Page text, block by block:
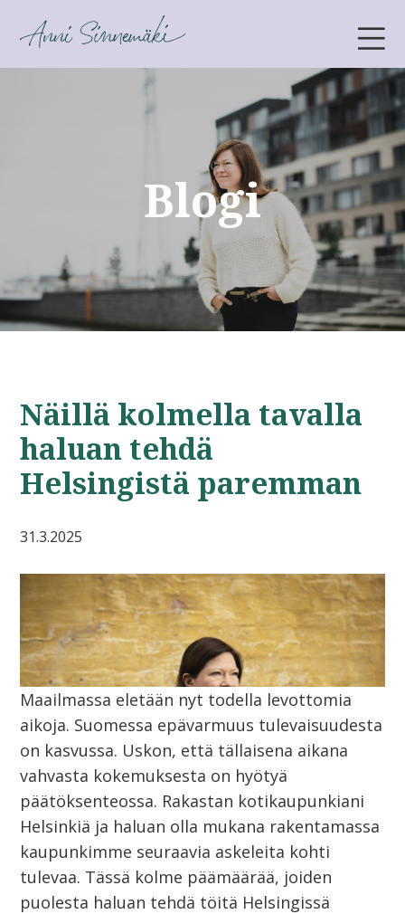
ANNI SINNEMÄKI
Blogi
Näillä kolmella tavalla
haluan tehdä
Helsingistä paremman
31.3.2025
Maailmassa eletään nyt todella levottomia
aikoja. Suomessa epävarmuus tulevaisuudesta
on kasvussa. Uskon, että tällaisena aikana
vahvasta kokemuksesta on hyötyä
päätöksenteossa. Rakastan kotikaupunkiani
Helsinkiä ja haluan olla mukana rakentamassa
kaupunkimme seuraavia askeleita kohti
tulevaa. Tässä kolme päämäärää, joiden
puolesta haluan tehdä töitä Helsingissä